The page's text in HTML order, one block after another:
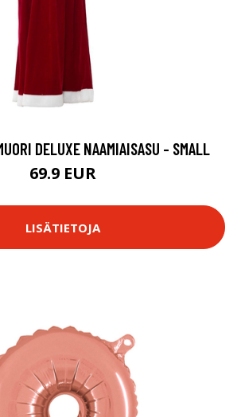
DELUXE NAAMIAISASU - SMALL
69.9 EUR
LISÄTIETOJA